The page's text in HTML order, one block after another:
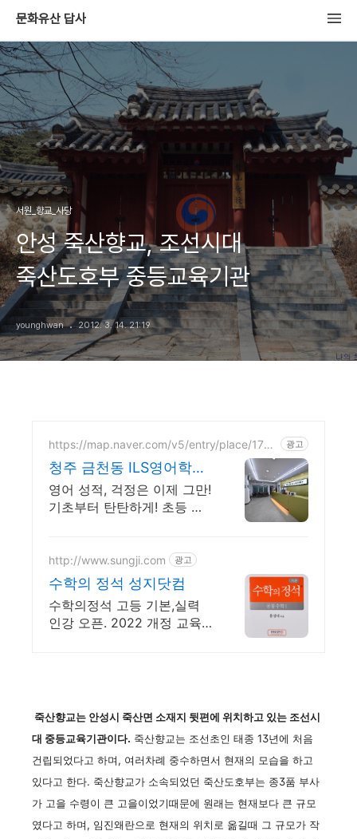
문화유산 답사
서원_향교_사당
안성 죽산향교, 조선시대
죽산도호부 중등교육기관
younghwan 2012. 3. 14. 21:19
https://map.naver.com/v5/entry/place/1718
광고
청주 금천동 ILS영어학원
쉽고 재미있게 배우는 영
어
영어 성적, 걱정은 이제 그만!
기초부터 탄탄하게! 초등 중
어로 자유롭게 표현할 수 있
는 기회를 제공합니다.
http://www.sungji.com 광고
수학의 정석 성지닷컴
수학의정석 고등 기본,실력
인강 오픈. 2022 개정 교육
죽산향교는 안성시 죽산면 소재지 뒷편에 위치하고 있는 조선시
대 중등교육기관이다. 죽산향교는 조선초인 태종 13년에 처음
건립되었다고 하며, 여러차례 중수하면서 현재의 모습을 하고
있다고 한다. 죽산향교가 소속되었던 죽산도호부는 종3품 부사
가 고을 수령이 큰 고을이었기때문에 원래는 현재보다 큰 규모
였다고 하며, 임진왜란으로 현재의 위치로 옮길때 그 규모가 작